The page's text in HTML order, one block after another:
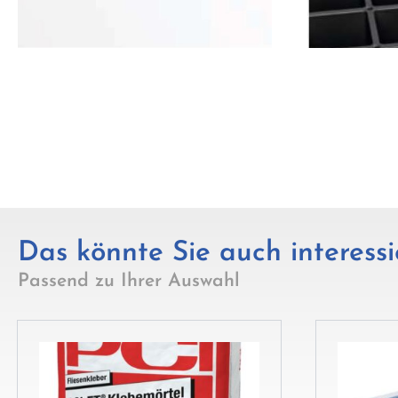
Das könnte Sie auch